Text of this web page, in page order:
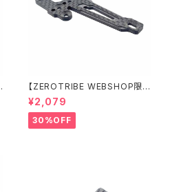
【ZEROTRIBE WEBSHOP限
定価格】RCM-X4-FSM-F G
eoCarbon フローティングフロ
ントサーボマウント XRAY X4用
¥2,079
30%OFF